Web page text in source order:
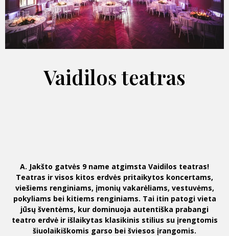
Vaidilos teatras
A. Jakšto gatvės 9 name atgimsta Vaidilos teatras!
Teatras ir visos kitos erdvės pritaikytos koncertams,
viešiems renginiams, įmonių vakarėliams, vestuvėms,
pokyliams bei kitiems renginiams. Tai itin patogi vieta
jūsų šventėms, kur dominuoja autentiška prabangi
teatro erdvė ir išlaikytas klasikinis stilius su įrengtomis
šiuolaikiškomis garso bei šviesos įrangomis.